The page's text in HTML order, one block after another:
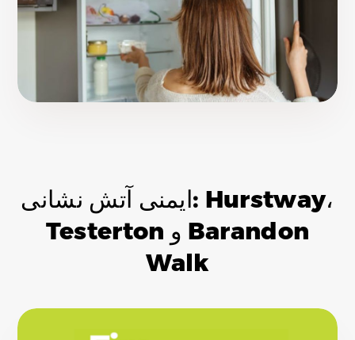
ایمنی آتش نشانی: Hurstway،
Testerton و Barandon
Walk